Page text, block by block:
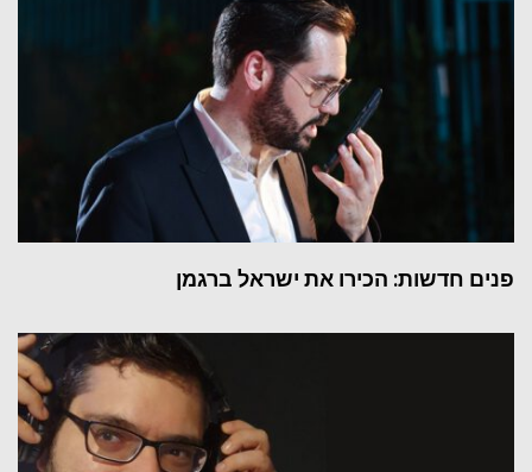
פנים חדשות: הכירו את ישראל ברגמן